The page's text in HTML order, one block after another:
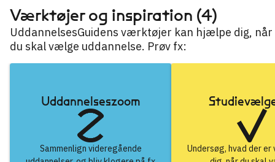
Værktøjer og inspiration (4)
UddannelsesGuidens værktøjer kan hjælpe dig, når
du skal vælge uddannelse. Prøv fx:
Uddannelseszoom
Sammenlign videregående
Undersøg, hvad der